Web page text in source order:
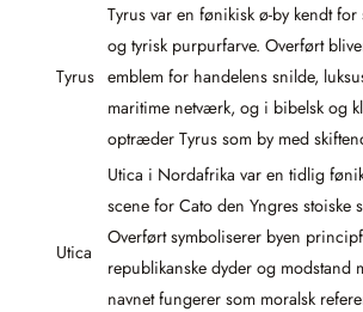
Tyrus
Tyrus var en fønikisk ø-by kendt
og tyrisk purpurfarve. Overført
emblem for handelens snilde,
maritime netværk, og i bibelsk og
optræder Tyrus som by med
Utica
Utica i Nordafrika var en tidlig
scene for Cato den Yngres stoiske
Overført symboliserer byen
republikanske dyder og modstand
navnet fungerer som moralsk